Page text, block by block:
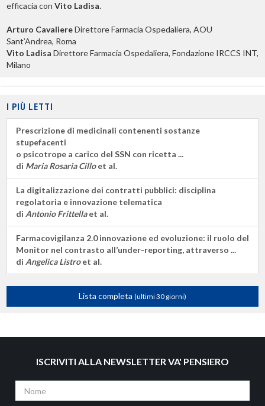
efficacia con Vito Ladisa.
Arturo CavaliereDirettore Farmacia Ospedaliera, AOU
Sant’Andrea, Roma
Vito Ladisa Direttore Farmacia Ospedaliera, Fondazione IRCCS INT,
Milano
I PIÙ LETTI
Prescrizione di medicinali contenenti sostanze
stupefacenti
o psicotrope a carico del SSN con ricetta ...
di Maria Rosaria Cilloet al.
La digitalizzazione dei contratti pubblici: disciplina
regolatoria e innovazione telematica
di Antonio Frittellaet al.
Farmacovigilanza 2.0 innovazione ed evoluzione: il ruolo del
Monitor nel contrasto all’under-reporting, attraverso ...
di Angelica Listroet al.
Lista completa (ultimi 30 giorni)
ISCRIVITI ALLA NEWSLETTER VA' PENSIERO
Nome